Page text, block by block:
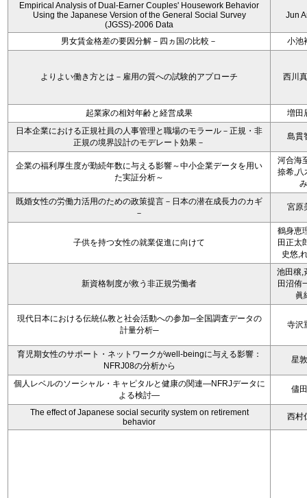
Empirical Analysis of Dual-Earner Couples' Housework Behavior
Using the Japanese Version of the General Social Survey
(JGSS)-2006 Data
Jun
男女賃金格差の要因分解－四ヵ国の比較－ 小池
よりよい働き方とは－雇用の質への試験的アプローチ 西川
起業家の相対年齢と経営成果
増田
日本企業における正規社員の人事管理と職場のモラール－正規・非
正規の境界設計のモデレート効果－
島貫
企業の福利厚生度が勤続年数に与える影響～中小企業データを用い
た実証分析～
河合海
捺希,八
み
既婚女性の労働力活用のための政策提言－日本の潜在成長力のカギ
－
宮原
子供を持つ女性の就業促進に向けて
鶴身恵
田正太
史悠,
新資格制度が救う非正規労働者
池田穣,
田沼侑
眞
現代日本における伝統仏教と社会活動への参加─全国調査データの
計量分析─
寺沢
育児期女性のサポート・ネットワークがwell-beingに与える影響：
NFRJ08の分析から
星
個人レベルのソーシャル・キャピタルと健康の関連―NFRJデータに
よる検討―
儘
The effect of Japanese social security system on retirement
behavior
西村